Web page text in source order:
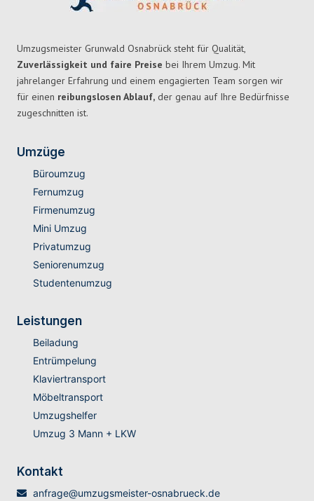
Umzugsmeister Grunwald Osnabrück steht für Qualität,
Zuverlässigkeit und faire Preise bei Ihrem Umzug. Mit
jahrelanger Erfahrung und einem engagierten Team sorgen wir
für einen reibungslosen Ablauf, der genau auf Ihre Bedürfnisse
zugeschnitten ist.
Umzüge
Büroumzug
Fernumzug
Firmenumzug
Mini Umzug
Privatumzug
Seniorenumzug
Studentenumzug
Leistungen
Beiladung
Entrümpelung
Klaviertransport
Möbeltransport
Umzugshelfer
Umzug 3 Mann + LKW
Kontakt
anfrage@umzugsmeister-osnabrueck.de